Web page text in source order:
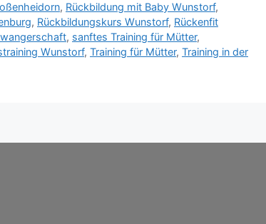
, Rückbildung mit Baby Wunstorf,
, Rückbildungskurs Wunstorf, Rückenfit
, sanftes Training für Mütter,
Wunstorf, Training für Mütter, Training in der